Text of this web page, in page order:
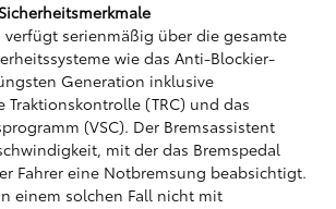
verfügt serienmäßig über die gesamte
wie das Anti-Blockier-
Generation inklusive
Traktionskontrolle (TRC) und das
(VSC). Der Bremsassistent
mit der das Bremspedal
Fahrer eine Notbremsung beabsichtigt.
einem solchen Fall nicht mit